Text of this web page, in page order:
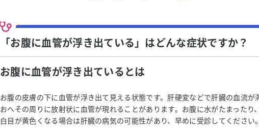
「お腹に血管が浮き出ている」はどんな症状ですか？
お腹に血管が浮き出ている とは
お腹の皮膚の下に血管が浮き出て見える状態です。肝硬変などで肝臓の血流が
おへその周りに放射状に血管が現れることがあります。お腹に水がたまったり
白目が黄色くなる場合は肝臓の病気の可能性があり、早めに受診してください